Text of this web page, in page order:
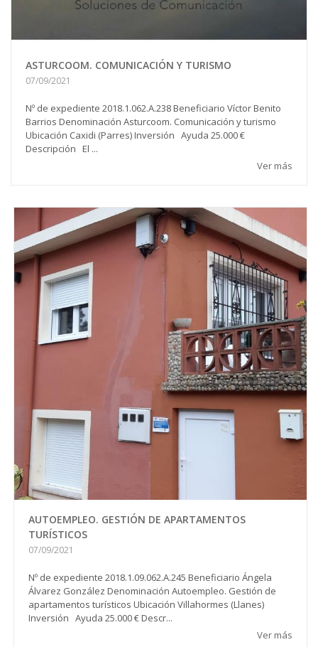
ASTURCOOM. COMUNICACIÓN Y TURISMO
07/09/2021
Nº de expediente 2018.1.062.A.238 Beneficiario Víctor Benito
Barrios Denominación Asturcoom. Comunicación y turismo
Ubicación Caxidi (Parres) Inversión Ayuda 25.000 €
Descripción El ...
Ver más
AUTOEMPLEO. GESTIÓN DE APARTAMENTOS
TURÍSTICOS
07/09/2021
Nº de expediente 2018.1.09.062.A.245 Beneficiario Ángela
Álvarez González Denominación Autoempleo. Gestión de
apartamentos turísticos Ubicación Villahormes (Llanes)
Inversión Ayuda 25.000 € Descr...
Ver más